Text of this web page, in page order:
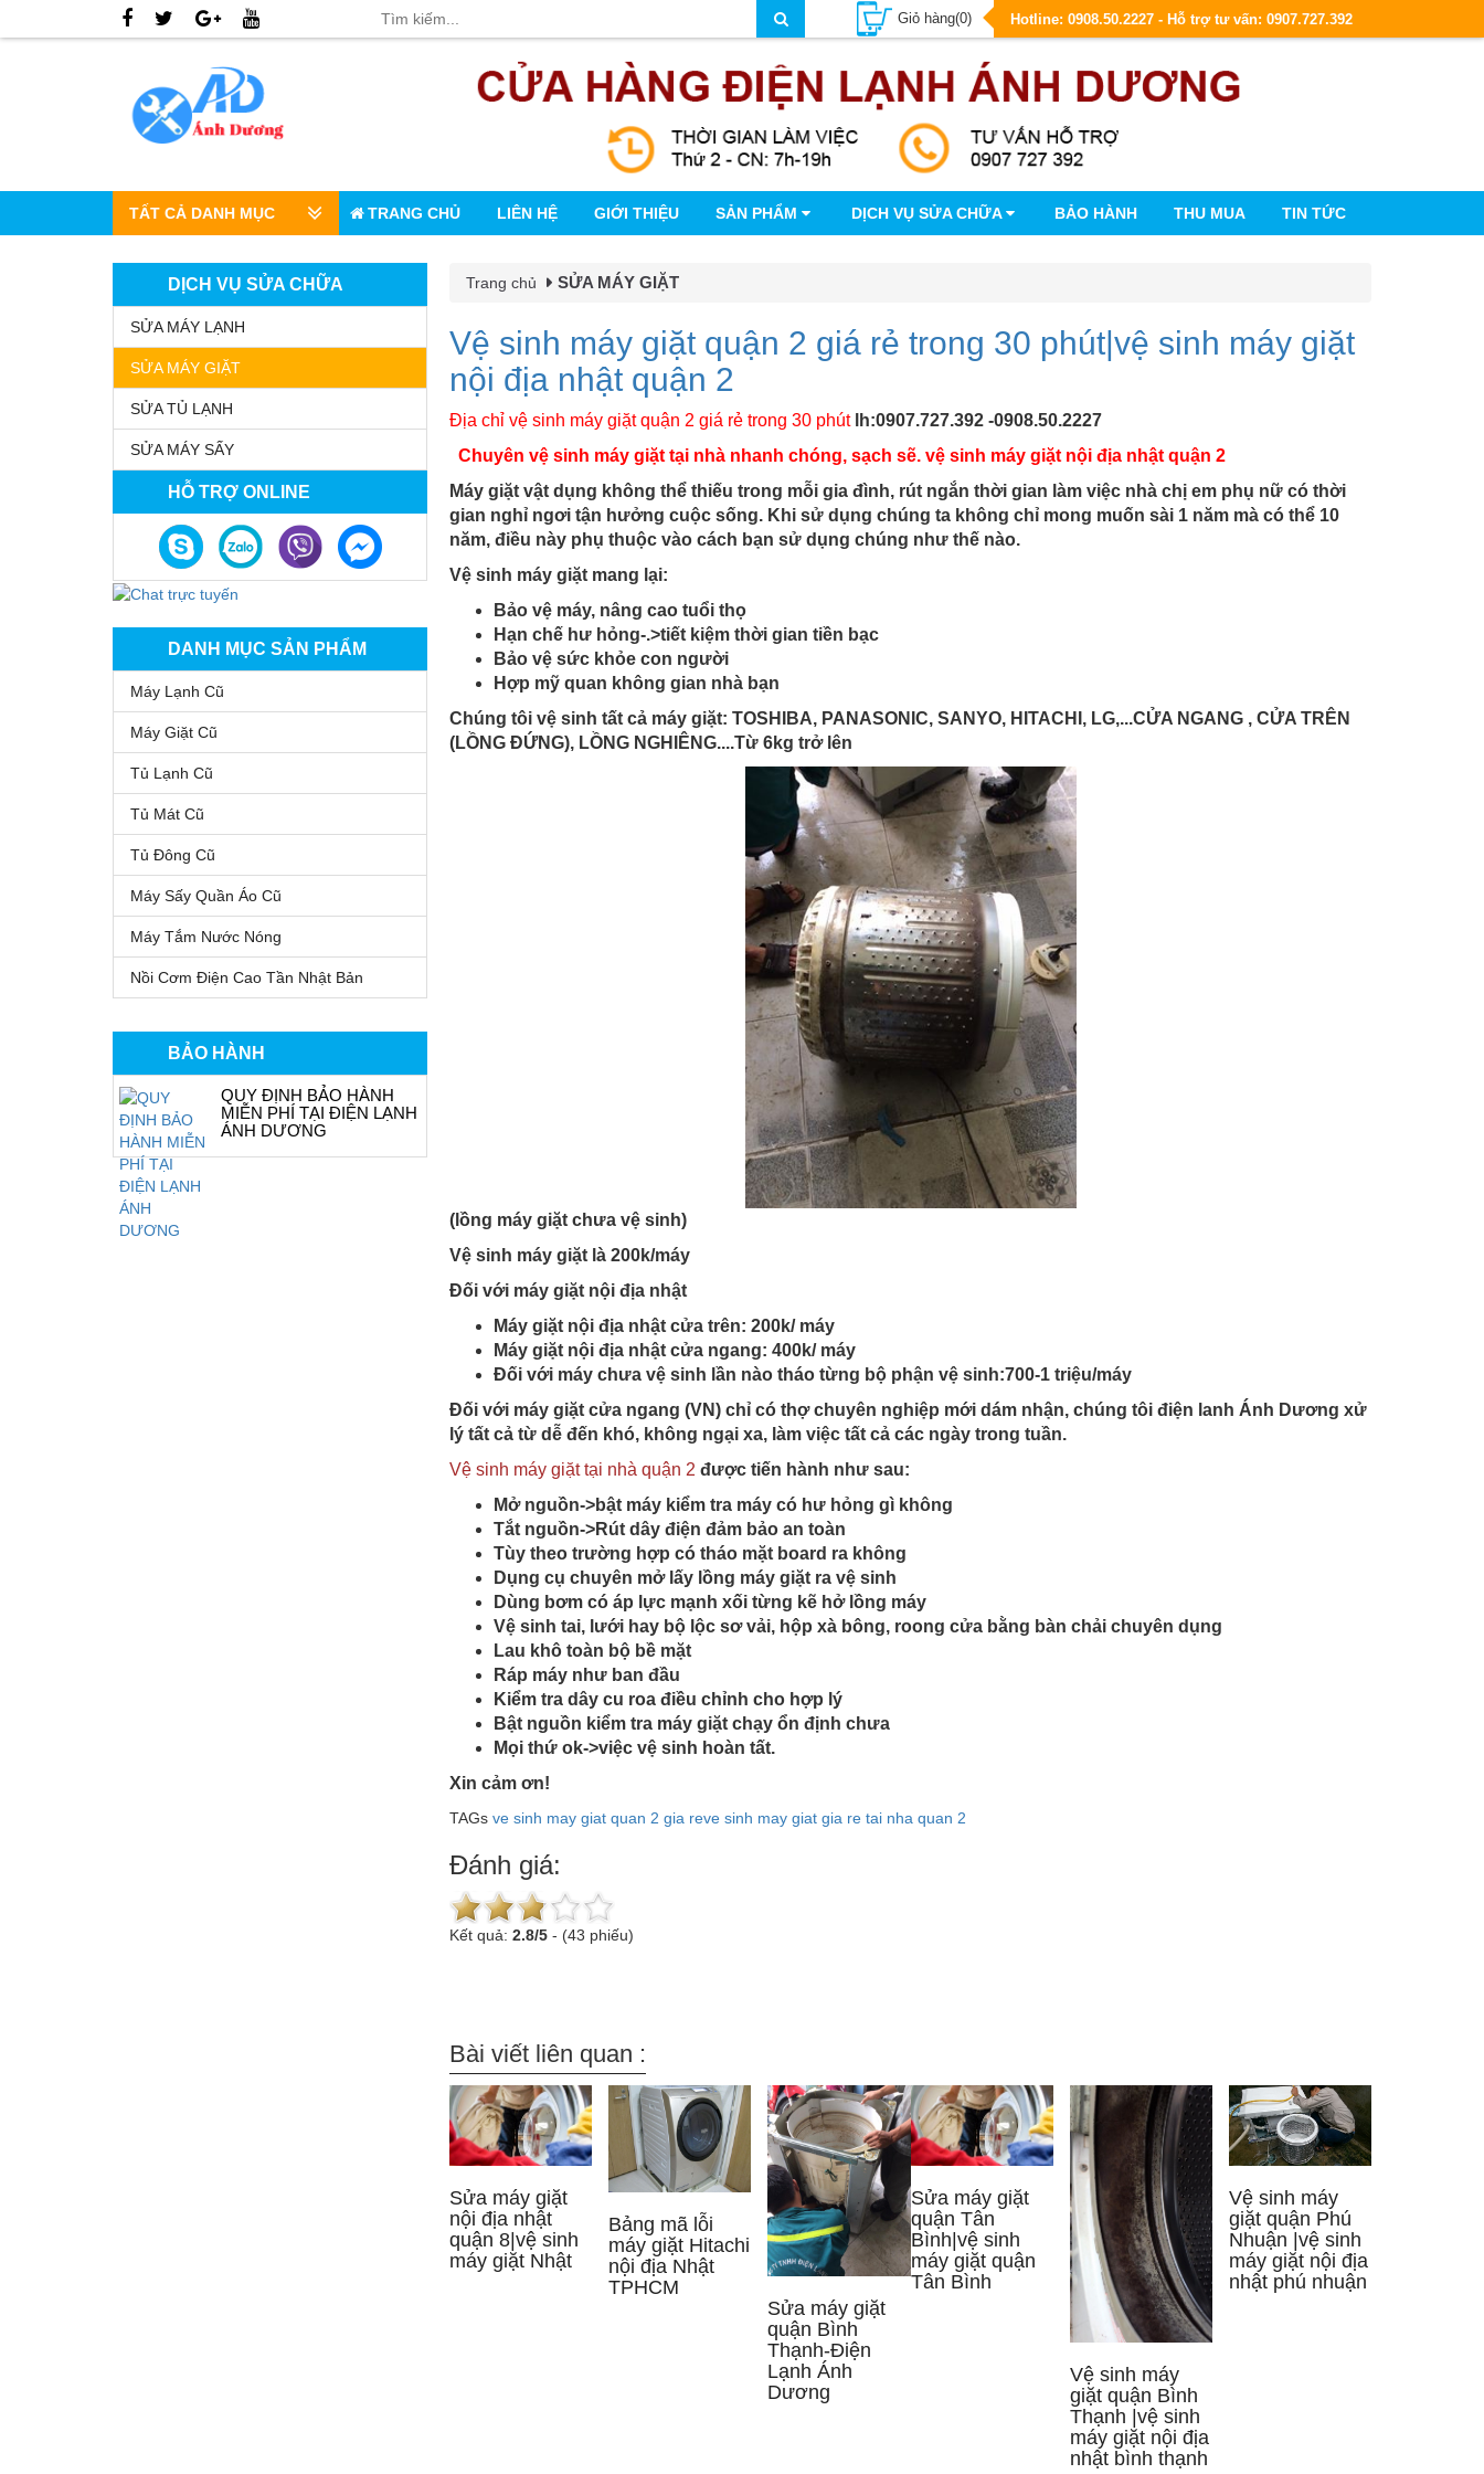
Giỏ hàng(0) Hotline: 0908.50.2227 - Hỗ trợ tư vấn: 0907.727.392
TẤT CẢ DANH MỤC TRANG CHỦ LIÊN HỆ GIỚI THIỆU SẢN PHẨM DỊCH VỤ SỬA CHỮA BẢO HÀNH THU MUA TIN TỨC
DỊCH VỤ SỬA CHỮA
SỬA MÁY LẠNH
SỬA MÁY GIẶT
SỬA TỦ LẠNH
SỬA MÁY SẤY
HỖ TRỢ ONLINE
DANH MỤC SẢN PHẨM
Máy Lạnh Cũ
Máy Giặt Cũ
Tủ Lạnh Cũ
Tủ Mát Cũ
Tủ Đông Cũ
Máy Sấy Quần Áo Cũ
Máy Tắm Nước Nóng
Nồi Cơm Điện Cao Tần Nhật Bản
BẢO HÀNH
QUY ĐỊNH BẢO HÀNH
MIỄN PHÍ TẠI ĐIỆN LẠNH
ÁNH DƯƠNG
Trang chủ SỬA MÁY GIẶT
Vệ sinh máy giặt quận 2 giá rẻ trong 30 phút|vệ sinh máy giặt
nội địa nhật quận 2
Địa chỉ vệ sinh máy giặt quận 2 giá rẻ trong 30 phútlh:0907.727.392 -0908.50.2227
Chuyên vệ sinh máy giặt tại nhà nhanh chóng, sạch sẽ. vệ sinh máy giặt nội địa nhật quận 2
Máy giặt vật dụng không thể thiếu trong mỗi gia đình, rút ngắn thời gian làm việc nhà chị em phụ nữ có thời
gian nghỉ ngơi tận hưởng cuộc sống. Khi sử dụng chúng ta không chỉ mong muốn sài 1 năm mà có thể 10
năm, điều này phụ thuộc vào cách bạn sử dụng chúng như thế nào.
Vệ sinh máy giặt mang lại:
Bảo vệ máy, nâng cao tuổi thọ
Hạn chế hư hỏng-.>tiết kiệm thời gian tiền bạc
Bảo vệ sức khỏe con người
Hợp mỹ quan không gian nhà bạn
Chúng tôi vệ sinh tất cả máy giặt: TOSHIBA, PANASONIC, SANYO, HITACHI, LG,...CỬA NGANG , CỬA TRÊN
(LỒNG ĐỨNG), LỒNG NGHIÊNG....Từ 6kg trở lên
(lồng máy giặt chưa vệ sinh)
Vệ sinh máy giặt là 200k/máy
Đối với máy giặt nội địa nhật
Máy giặt nội địa nhật cửa trên: 200k/ máy
Máy giặt nội địa nhật cửa ngang: 400k/ máy
Đối với máy chưa vệ sinh lần nào tháo từng bộ phận vệ sinh:700-1 triệu/máy
Đối với máy giặt cửa ngang (VN) chỉ có thợ chuyên nghiệp mới dám nhận, chúng tôi điện lanh Ánh Dương xử
lý tất cả từ dễ đến khó, không ngại xa, làm việc tất cả các ngày trong tuần.
Vệ sinh máy giặt tại nhà quận 2 được tiến hành như sau:
Mở nguồn->bật máy kiểm tra máy có hư hỏng gì không
Tắt nguồn->Rút dây điện đảm bảo an toàn
Tùy theo trường hợp có tháo mặt board ra không
Dụng cụ chuyên mở lấy lồng máy giặt ra vệ sinh
Dùng bơm có áp lực mạnh xối từng kẽ hở lồng máy
Vệ sinh tai, lưới hay bộ lộc sơ vải, hộp xà bông, roong cửa bằng bàn chải chuyên dụng
Lau khô toàn bộ bề mặt
Ráp máy như ban đầu
Kiểm tra dây cu roa điều chỉnh cho hợp lý
Bật nguồn kiểm tra máy giặt chạy ổn định chưa
Mọi thứ ok->việc vệ sinh hoàn tất.
Xin cảm ơn!
TAGs ve sinh may giat quan 2 gia reve sinh may giat gia re tai nha quan 2
Đánh giá:
Kết quả: 2.8/5 - (43 phiếu)
Bài viết liên quan :
Sửa máy giặt
nội địa nhật
quận 8|vệ sinh
máy giặt Nhật
Bảng mã lỗi
máy giặt Hitachi
nội địa Nhật
TPHCM
Sửa máy giặt
quận Bình
Thạnh-Điện
Lạnh Ánh
Dương
Sửa máy giặt
quận Tân
Bình|vệ sinh
máy giặt quận
Tân Bình
Vệ sinh máy
giặt quận Bình
Thạnh |vệ sinh
máy giặt nội địa
nhật bình thạnh
Vệ sinh máy
giặt quận Phú
Nhuận |vệ sinh
máy giặt nội địa
nhật phú nhuận